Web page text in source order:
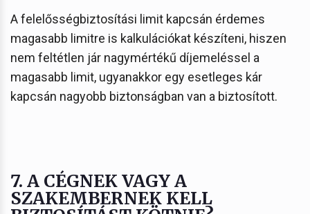
A felelősségbiztosítási limit kapcsán érdemes
magasabb limitre is kalkulációkat készíteni, hiszen
nem feltétlen jár nagymértékű díjemeléssel a
magasabb limit, ugyanakkor egy esetleges kár
kapcsán nagyobb biztonságban van a biztosított.
7. A CÉGNEK VAGY A
SZAKEMBERNEK KELL